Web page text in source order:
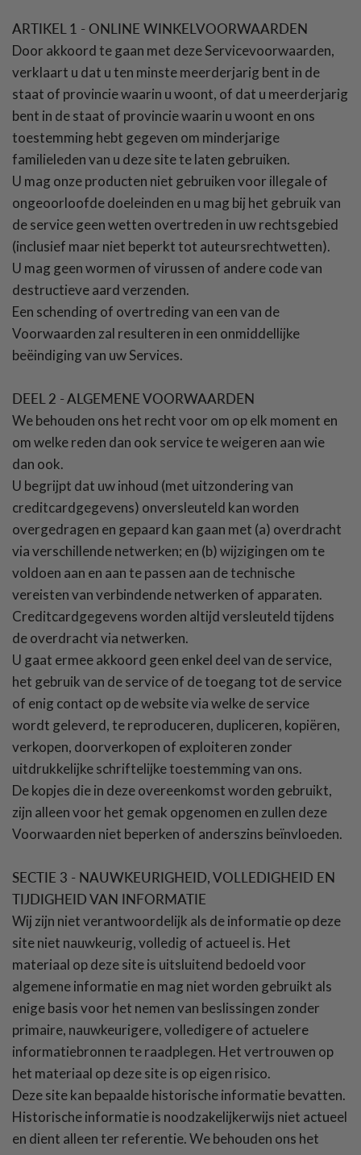
ARTIKEL 1 - ONLINE WINKELVOORWAARDEN
Door akkoord te gaan met deze Servicevoorwaarden,
verklaart u dat u ten minste meerderjarig bent in de
staat of provincie waarin u woont, of dat u meerderjarig
bent in de staat of provincie waarin u woont en ons
toestemming hebt gegeven om minderjarige
familieleden van u deze site te laten gebruiken.
U mag onze producten niet gebruiken voor illegale of
ongeoorloofde doeleinden en u mag bij het gebruik van
de service geen wetten overtreden in uw rechtsgebied
(inclusief maar niet beperkt tot auteursrechtwetten).
U mag geen wormen of virussen of andere code van
destructieve aard verzenden.
Een schending of overtreding van een van de
Voorwaarden zal resulteren in een onmiddellijke
beëindiging van uw Services.
DEEL 2 - ALGEMENE VOORWAARDEN
We behouden ons het recht voor om op elk moment en
om welke reden dan ook service te weigeren aan wie
dan ook.
U begrijpt dat uw inhoud (met uitzondering van
creditcardgegevens) onversleuteld kan worden
overgedragen en gepaard kan gaan met (a) overdracht
via verschillende netwerken; en (b) wijzigingen om te
voldoen aan en aan te passen aan de technische
vereisten van verbindende netwerken of apparaten.
Creditcardgegevens worden altijd versleuteld tijdens
de overdracht via netwerken.
U gaat ermee akkoord geen enkel deel van de service,
het gebruik van de service of de toegang tot de service
of enig contact op de website via welke de service
wordt geleverd, te reproduceren, dupliceren, kopiëren,
verkopen, doorverkopen of exploiteren zonder
uitdrukkelijke schriftelijke toestemming van ons.
De kopjes die in deze overeenkomst worden gebruikt,
zijn alleen voor het gemak opgenomen en zullen deze
Voorwaarden niet beperken of anderszins beïnvloeden.
SECTIE 3 - NAUWKEURIGHEID, VOLLEDIGHEID EN
TIJDIGHEID VAN INFORMATIE
Wij zijn niet verantwoordelijk als de informatie op deze
site niet nauwkeurig, volledig of actueel is. Het
materiaal op deze site is uitsluitend bedoeld voor
algemene informatie en mag niet worden gebruikt als
enige basis voor het nemen van beslissingen zonder
primaire, nauwkeurigere, volledigere of actuelere
informatiebronnen te raadplegen. Het vertrouwen op
het materiaal op deze site is op eigen risico.
Deze site kan bepaalde historische informatie bevatten.
Historische informatie is noodzakelijkerwijs niet actueel
en dient alleen ter referentie. We behouden ons het